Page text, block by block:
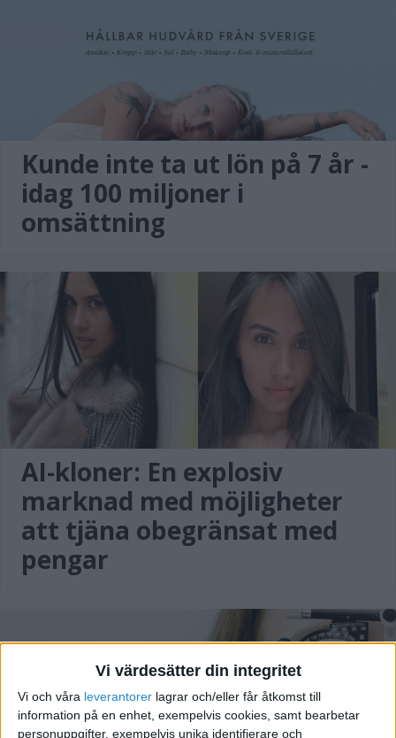
Vi värdesätter din integritet
Vi och våra leverantorer lagrar och/eller får åtkomst till
information på en enhet, exempelvis cookies, samt bearbetar
personuppgifter, exempelvis unika identifierare och
Kunde inte ta ut lön på 7 år -
idag 100 miljoner i
omsättning
AI-kloner: En explosiv
marknad med möjligheter
att tjäna obegränsat med
pengar